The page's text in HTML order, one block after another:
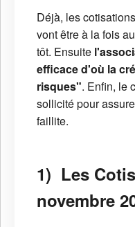
Déjà, les
vont être à la fois
tôt. Ensuite
efficace d'où la
risques". Enfin, le
sollicité pour
faillite.
1) Les
novembre